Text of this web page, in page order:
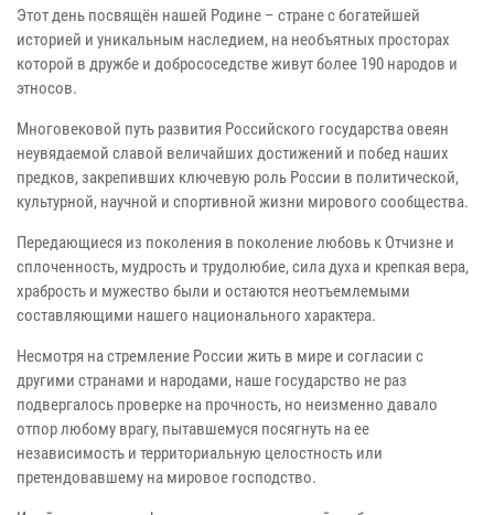
Этот день посвящён нашей Родине – стране с богатейшей
историей и уникальным наследием, на необъятных просторах
которой в дружбе и добрососедстве живут более 190 народов и
этносов.
Многовековой путь развития Российского государства овеян
неувядаемой славой величайших достижений и побед наших
предков, закрепивших ключевую роль России в политической,
культурной, научной и спортивной жизни мирового сообщества.
Передающиеся из поколения в поколение любовь к Отчизне и
сплоченность, мудрость и трудолюбие, сила духа и крепкая вера,
храбрость и мужество были и остаются неотъемлемыми
составляющими нашего национального характера.
Несмотря на стремление России жить в мире и согласии с
другими странами и народами, наше государство не раз
подвергалось проверке на прочность, но неизменно давало
отпор любому врагу, пытавшемуся посягнуть на ее
независимость и территориальную целостность или
претендовавшему на мировое господство.